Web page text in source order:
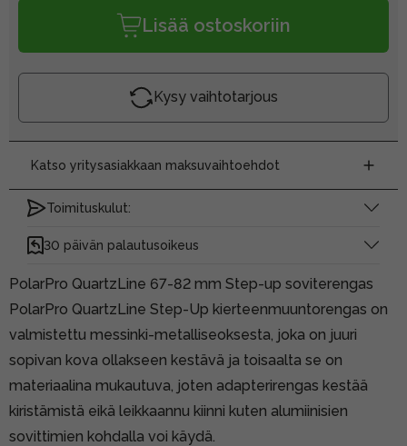
Lisää ostoskoriin
Kysy vaihtotarjous
Katso yritysasiakkaan maksuvaihtoehdot
Toimituskulut:
30 päivän palautusoikeus
PolarPro QuartzLine 67-82 mm Step-up soviterengas
PolarPro QuartzLine Step-Up kierteenmuuntorengas on
valmistettu messinki-metalliseoksesta, joka on juuri
sopivan kova ollakseen kestävä ja toisaalta se on
materiaalina mukautuva, joten adapterirengas kestää
kiristämistä eikä leikkaannu kiinni kuten alumiinisien
sovittimien kohdalla voi käydä.